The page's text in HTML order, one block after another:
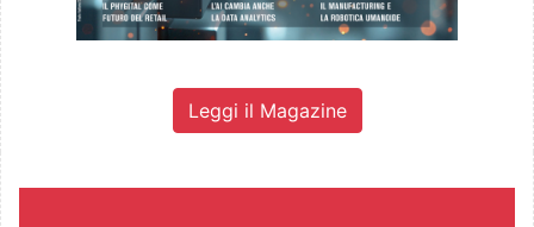
Leggi il Magazine